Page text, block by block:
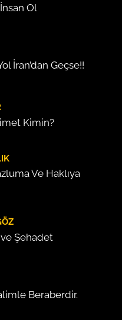
Ol
İran’dan Geçse!!
Kimin?
Ve Haklıya
Şehadet
Beraberdir.